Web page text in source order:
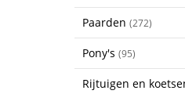
Paarden (272)
Pony's (95)
Rijtuigen en